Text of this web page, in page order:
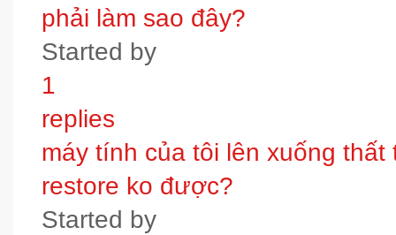
phải làm sao đây?
Started by
1
replies
máy tính của tôi lên xuống
restore ko được?
Started by